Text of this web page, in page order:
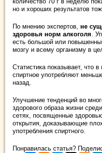
но и хороших результатов
По мнению экспертов, не
здоровья норм алкоголя.
есть большой или
мозгу и всему организму в
Статистика показывает, что
спиртное употребляют
назад.
Улучшение тенденций во
здорового образа жизни
сетях, посвященные
открытия, доказывающие
употребления спиртного.
Понравилась статья?